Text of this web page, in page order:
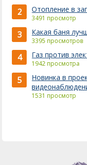
2 Отопление в
3491 просмотр
3 Какая баня
3395 просмотров
4 Газ против
1942 просмотра
5
Новинка в
1531 просмотр